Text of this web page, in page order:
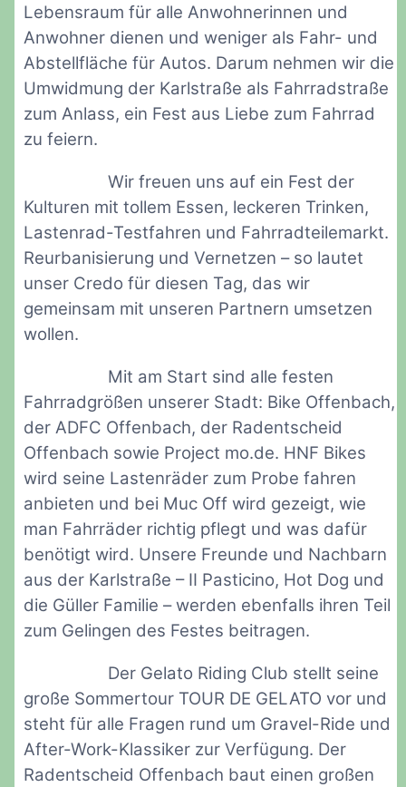
Lebensraum für alle Anwohnerinnen und
Anwohner dienen und weniger als Fahr- und
Abstellfläche für Autos. Darum nehmen wir die
Umwidmung der Karlstraße als Fahrradstraße
zum Anlass, ein Fest aus Liebe zum Fahrrad
zu feiern.
Wir freuen uns auf ein Fest der
Kulturen mit tollem Essen, leckeren Trinken,
Lastenrad-Testfahren und Fahrradteilemarkt.
Reurbanisierung und Vernetzen – so lautet
unser Credo für diesen Tag, das wir
gemeinsam mit unseren Partnern umsetzen
wollen.
Mit am Start sind alle festen
Fahrradgrößen unserer Stadt: Bike Offenbach,
der ADFC Offenbach, der Radentscheid
Offenbach sowie Project mo.de. HNF Bikes
wird seine Lastenräder zum Probe fahren
anbieten und bei Muc Off wird gezeigt, wie
man Fahrräder richtig pflegt und was dafür
benötigt wird. Unsere Freunde und Nachbarn
aus der Karlstraße – II Pasticino, Hot Dog und
die Güller Familie – werden ebenfalls ihren Teil
zum Gelingen des Festes beitragen.
Der Gelato Riding Club stellt seine
große Sommertour TOUR DE GELATO vor und
steht für alle Fragen rund um Gravel-Ride und
After-Work-Klassiker zur Verfügung. Der
Radentscheid Offenbach baut einen großen